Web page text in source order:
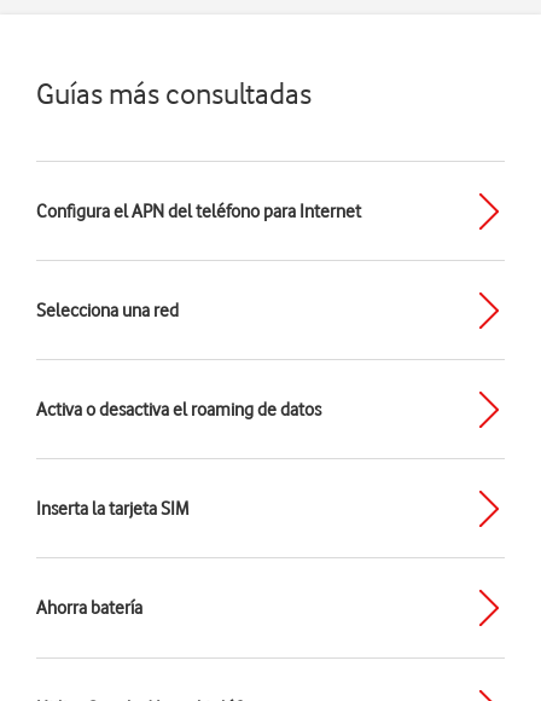
Guías más consultadas
Configura el APN del teléfono para Internet
Selecciona una red
Activa o desactiva el roaming de datos
Inserta la tarjeta SIM
Ahorra batería